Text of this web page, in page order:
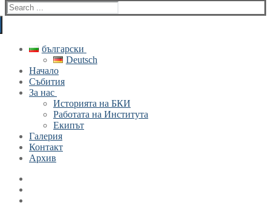
Search
for:
български
Deutsch
Начало
Събития
За нас
Историята на БКИ
Работата на Института
Екипът
Галерия
Контакт
Архив